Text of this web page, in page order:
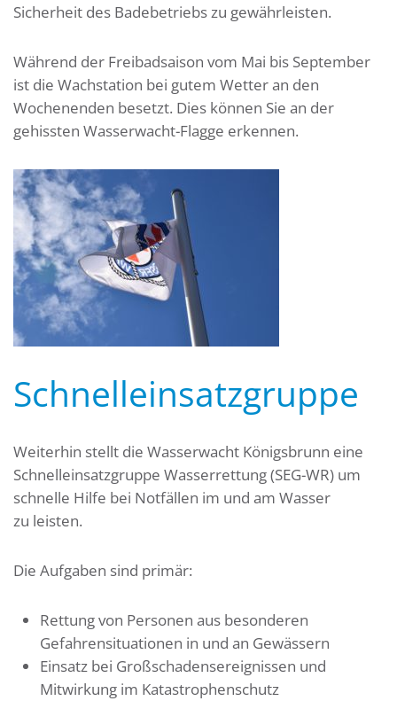
Sicherheit des Badebetriebs zu gewährleisten.
Während der Freibadsaison vom Mai bis September
ist die Wachstation bei gutem Wetter an den
Wochenenden besetzt. Dies können Sie an der
gehissten Wasserwacht-Flagge erkennen.
Schnelleinsatzgruppe
Weiterhin stellt die Wasserwacht Königsbrunn eine
Schnelleinsatzgruppe Wasserrettung (SEG-WR) um
schnelle Hilfe bei Notfällen im und am Wasser
zu leisten.
Die Aufgaben sind primär:
Rettung von Personen aus besonderen
Gefahrensituationen in und an Gewässern
Einsatz bei Großschadensereignissen und
Mitwirkung im Katastrophenschutz